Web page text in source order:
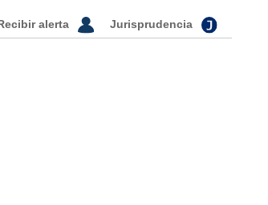
Jurisprudencia
Recibir alerta